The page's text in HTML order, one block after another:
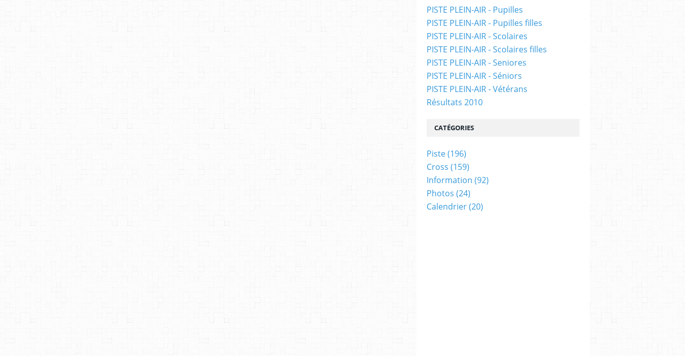
PISTE PLEIN-AIR - Pupilles
PISTE PLEIN-AIR - Pupilles filles
PISTE PLEIN-AIR - Scolaires
PISTE PLEIN-AIR - Scolaires filles
PISTE PLEIN-AIR - Seniores
PISTE PLEIN-AIR - Séniors
PISTE PLEIN-AIR - Vétérans
Résultats 2010
CATÉGORIES
Piste(196)
Cross (159)
Information (92)
Photos (24)
Calendrier(20)